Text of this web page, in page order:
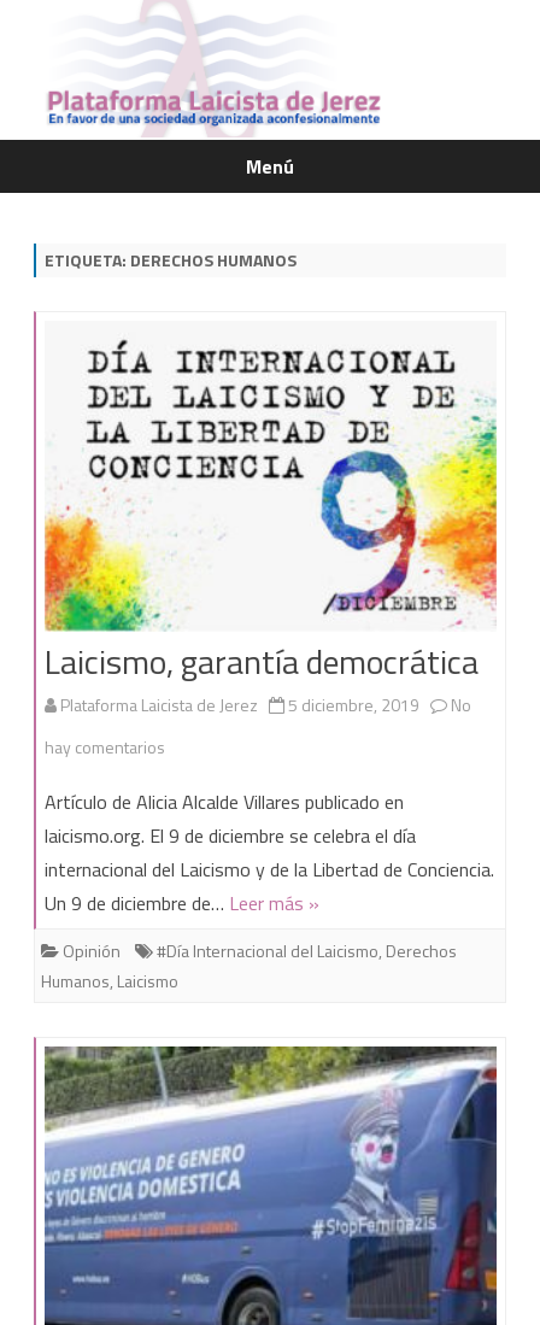
Menú
Saltar
ETIQUETA: DERECHOS HUMANOS
Laicismo, garantía democrática
Plataforma Laicista de Jerez 5 diciembre, 2019
No
hay comentarios
garantía
democrática
Artículo de Alicia Alcalde Villares publicado en
laicismo.org. El 9 de diciembre se celebra el día
internacional del Laicismo y de la Libertad de Conciencia.
Un 9 de diciembre de… Leer más »
Opinión #Día Internacional del Laicismo, Derechos
Humanos, Laicismo